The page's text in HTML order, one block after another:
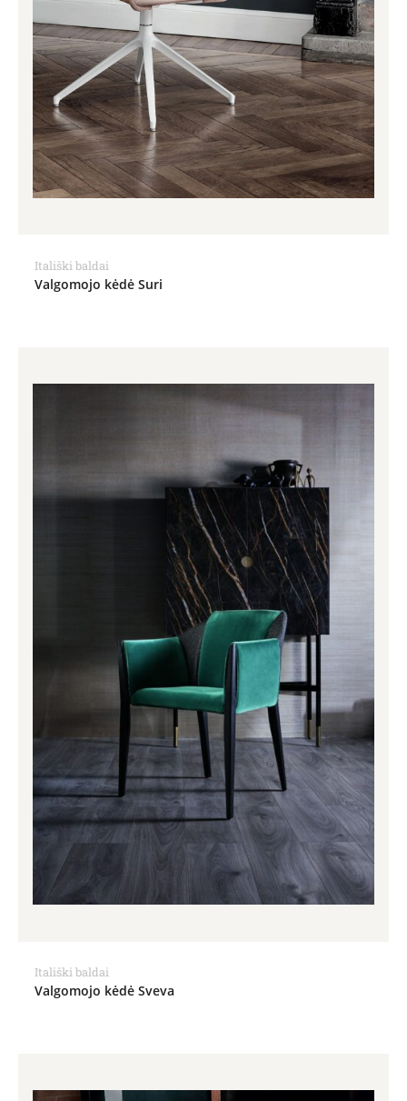
Itališki baldai
Valgomojo kėdė Suri
Itališki baldai
Valgomojo kėdė Sveva